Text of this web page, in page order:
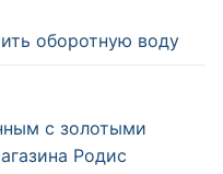
оборотную воду
с золотыми
Родис